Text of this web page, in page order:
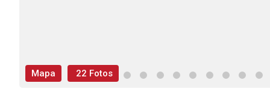
Mapa 22 Fotos